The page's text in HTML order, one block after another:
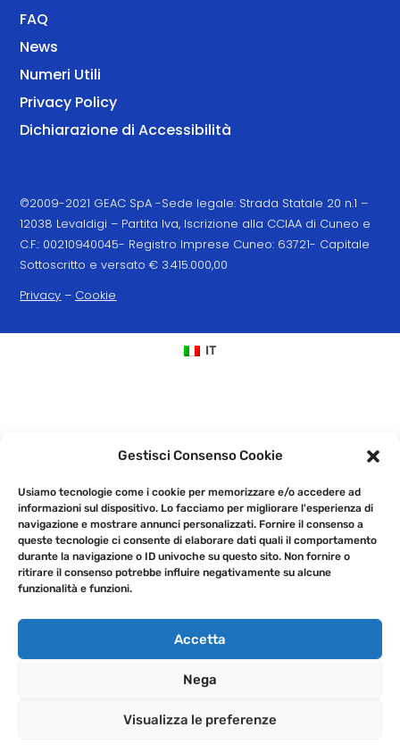
Gestisci Consenso Cookie
Usiamo tecnologie come i cookie per memorizzare e/o accedere ad
informazioni sul dispositivo. Lo facciamo per migliorare l'esperienza di
navigazione e mostrare annunci personalizzati. Fornire il consenso a
queste tecnologie ci consente di elaborare dati quali il comportamento
durante la navigazione o ID univoche su questo sito. Non fornire o
ritirare il consenso potrebbe influire negativamente su alcune
funzionalità e funzioni.
Accetta
Nega
Visualizza le preferenze
FAQ
News
Numeri Utili
Privacy Policy
Dichiarazione di Accessibilità
©2009-2021 GEAC SpA -Sede legale: Strada Statale 20 n.1 –
12038 Levaldigi – Partita Iva, Iscrizione alla CCIAA di Cuneo e
C.F.: 00210940045- Registro Imprese Cuneo: 63721- Capitale
Sottoscritto e versato € 3.415.000,00
Privacy – Cookie
IT